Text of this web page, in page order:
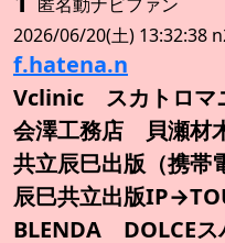
2026/06/20(土) 13:32:38
f.hatena.n
Vclinic スカトロマ
会澤工務店 貝瀬材
共立辰巳出版（携
辰巳共立出版
BLENDA DOLCEス